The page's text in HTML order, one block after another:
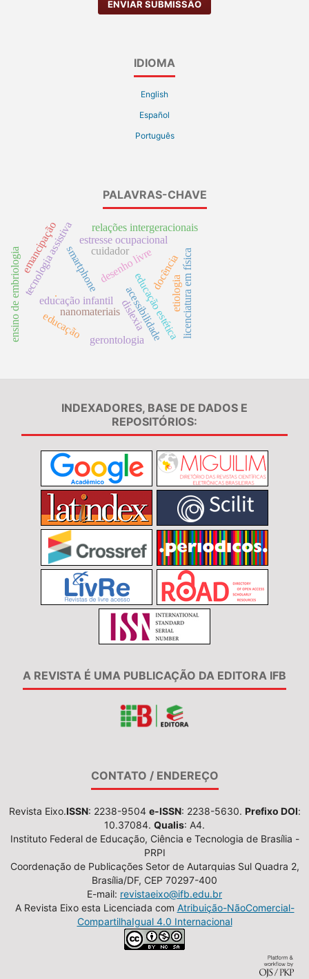
ENVIAR SUBMISSÃO
IDIOMA
English
Español
Português
PALAVRAS-CHAVE
desenho livre
educação infantil educação estética
acessibilidade
tecnologia assistiva
dislexia
smartphone
.
ensino de embriologia licenciatura em física
estresse ocupacional
docência
emancipação
nanomateriais etiologia
educação
cuidador
relações intergeracionais
gerontologia
INDEXADORES, BASE DE DADOS E
REPOSITÓRIOS:
A REVISTA É UMA PUBLICAÇÃO DA EDITORA IFB
CONTATO / ENDEREÇO
Revista Eixo.ISSN: 2238-9504 e-ISSN: 2238-5630. Prefixo DOI:
10.37084. Qualis: A4.
Instituto Federal de Educação, Ciência e Tecnologia de Brasília -
PRPI
Coordenação de Publicações Setor de Autarquias Sul Quadra 2,
Brasília/DF, CEP 70297-400
E-mail: revistaeixo@ifb.edu.br
A Revista Eixo esta Licenciada com Atribuição-NãoComercial-
CompartilhaIgual 4.0 Internacional